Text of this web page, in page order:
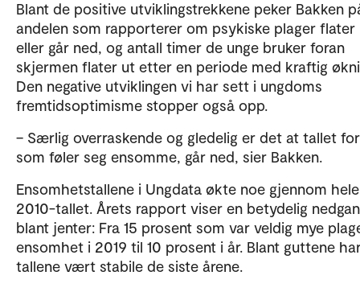
Blant de positive utviklingstrekkene peker Bakken
andelen som rapporterer om psykiske plager flater
eller går ned, og antall timer de unge bruker foran
skjermen flater ut etter en periode med kraftig
Den negative utviklingen vi har sett i ungdoms
fremtidsoptimisme stopper også opp.
– Særlig overraskende og gledelig er det at tallet
som føler seg ensomme, går ned, sier Bakken.
Ensomhetstallene i Ungdata økte noe gjennom hele
2010-tallet. Årets rapport viser en betydelig
blant jenter: Fra 15 prosent som var veldig mye
ensomhet i 2019 til 10 prosent i år. Blant guttene
tallene vært stabile de siste årene.